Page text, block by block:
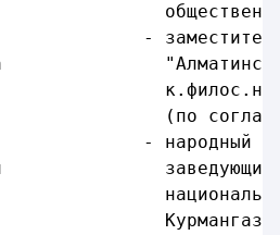
-
доцент,
- народный